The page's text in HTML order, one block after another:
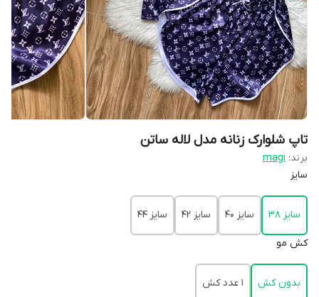
تاپ شلوارک زنانه مدل لاله ساتن
برند: magi
سایز
سایز 38 سایز 40 سایز 42 سایز 44
کش مو
بدون کش 1 عدد کش